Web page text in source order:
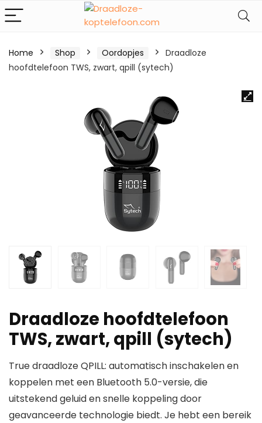
Home Shop Oordopjes
Draadloze
hoofdtelefoon TWS, zwart, qpill (sytech)
Draadloze hoofdtelefoon
TWS, zwart, qpill (sytech)
True draadloze QPILL: automatisch inschakelen en
koppelen met een Bluetooth 5.0-versie, die
uitstekend geluid en snelle koppeling door
geavanceerde technologie biedt. Je hebt een bereik